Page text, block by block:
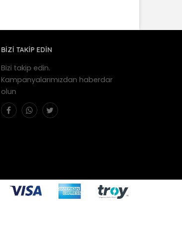
BİZİ TAKİP EDİN
Bizi takip edin.
Kampanyalarımızdan haberdar
olun